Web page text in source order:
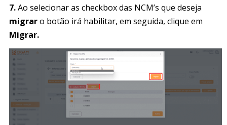
7.Ao selecionar as checkbox das NCM’s que deseja
migraro botão irá habilitar, em seguida, clique em
Migrar.